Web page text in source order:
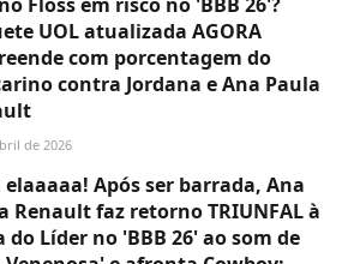
UOL atualizada AGORA
com porcentagem do
contra Jordana e Ana Paula
de 2026
elaaaaa! Após ser barrada, Ana
Renault faz retorno TRIUNFAL à
do Líder no 'BBB 26' ao som de